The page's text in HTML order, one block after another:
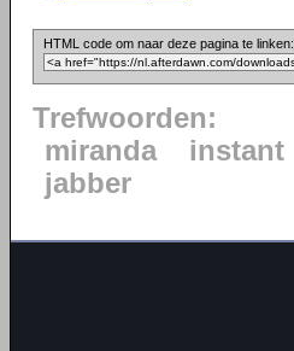
HTML code om naar deze pagina te linken:
Trefwoorden:
miranda
instant
jabber